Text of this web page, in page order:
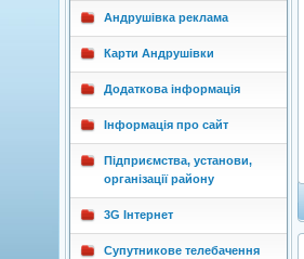
Андрушівка реклама
Карти Андрушівки
Додаткова інформація
Інформація про сайт
Підприємства, установи,
організації району
3G Інтернет
Супутникове телебачення